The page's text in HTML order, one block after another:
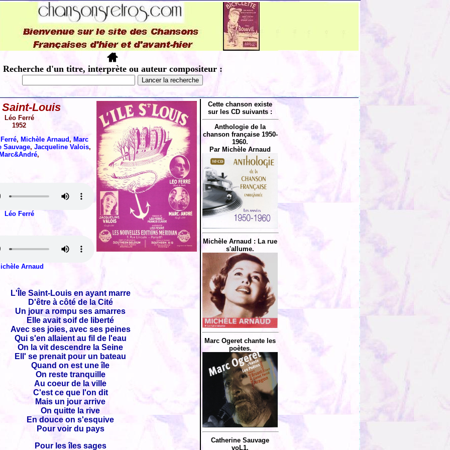
Recherche d'un titre, interprète ou auteur compositeur :
Louis
Léo Ferré
1952
, Michèle Arnaud,Marc
Sauvage, Jacqueline Valois,
,
Léo Ferré
Arnaud
L'Île Saint-Louis en ayant marre
D'être à côté de la Cité
Un jour a rompu ses amarres
Elle avait soif de liberté
Avec ses joies, avec ses peines
Qui s'en allaient au fil de l'eau
On la vit descendre la Seine
Ell' se prenait pour un bateau
Quand on est une île
On reste tranquille
Au coeur de la ville
C'est ce que l'on dit
Mais un jour arrive
On quitte la rive
En douce on s'esquive
Pour voir du pays
Pour les îles sages
Cette chanson existe
sur les CD suivants :
Anthologie de la
chanson française 1950-
1960.
Par Michèle Arnaud
Michèle Arnaud : La rue
s'allume.
Marc Ogeret chante les
poètes.
Catherine Sauvage
voL1.